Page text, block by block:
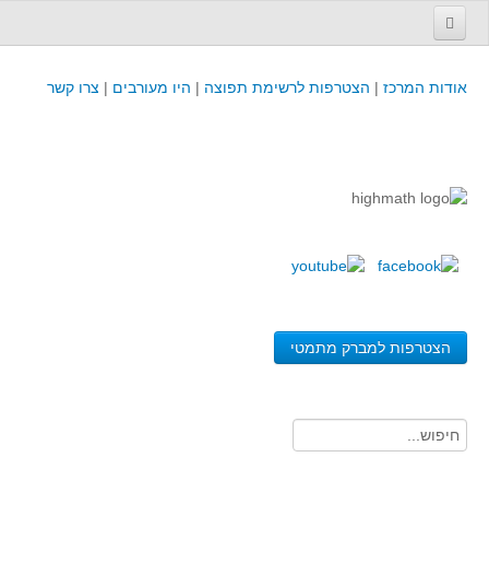
אודות המרכז | הצטרפות לרשימת תפוצה | היו מעורבים | צרו קשר
הצטרפות למברק מתמטי
קורסים והשתלמויות של מרכז המורים - כולל תוצרים
קורסים, כנסים והשתלמויות בארץ - מידע לשנה זו
משאבי הוראה ולמידה
לומדים בחט"ע
בית ספר יסודי